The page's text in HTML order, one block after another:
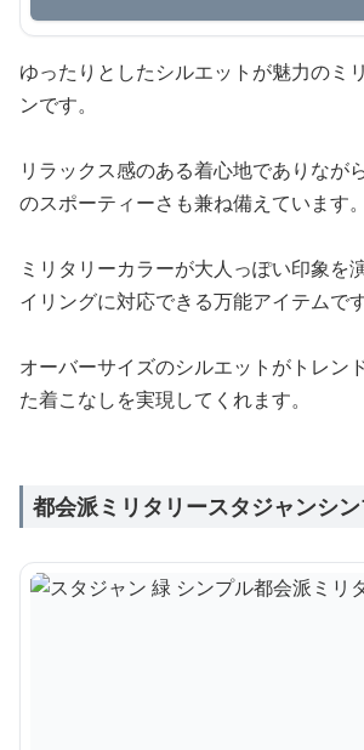
ゆったりとしたシルエットが魅力のミ
ンです。
リラックス感のある着心地でありなが
のスポーティーさも兼ね備えています。
ミリタリーカラーが大人っぽい印象を
イリングに対応できる万能アイテムです
オーバーサイズのシルエットがトレン
た着こなしを実現してくれます。
都会派ミリタリースタジャンシ